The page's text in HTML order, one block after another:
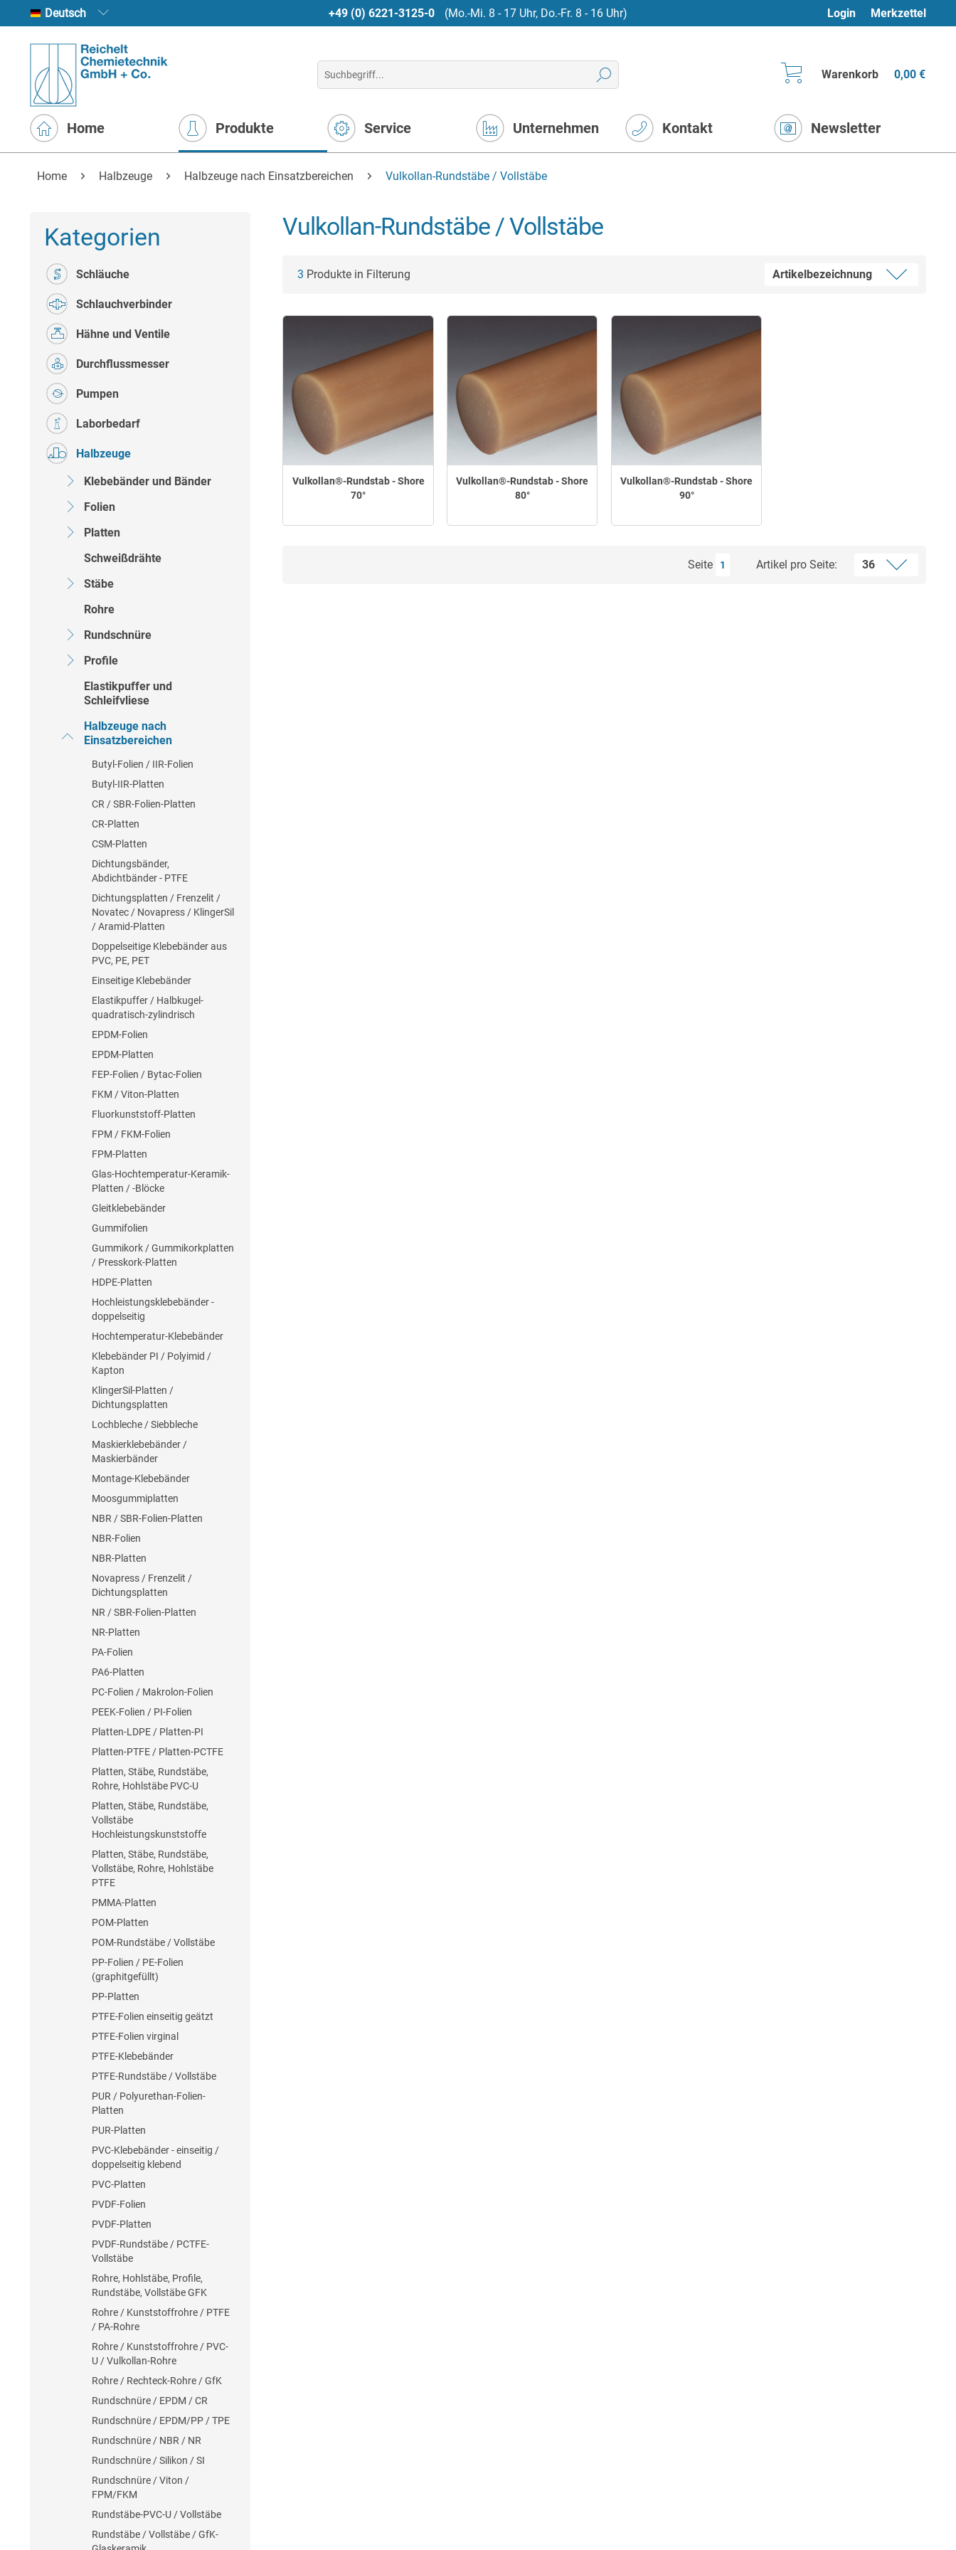
Deutsch +49 (0) 6221-3125-0 (Mo.-Mi. 8 - 17 Uhr, Do.-Fr. 8 - 16 Uhr) Login Merkzettel
Warenkorb 0,00 €
Home Produkte Service Unternehmen Kontakt Newsletter
Home Halbzeuge Halbzeuge nach Einsatzbereichen Vulkollan-Rundstäbe / Vollstäbe
Kategorien
Schläuche
Schlauchverbinder
Hähne und Ventile
Durchflussmesser
Pumpen
Laborbedarf
Halbzeuge
Klebebänder und Bänder
Folien
Platten
Schweißdrähte
Stäbe
Rohre
Rundschnüre
Profile
Elastikpuffer und
Schleifvliese
Halbzeuge nach
Einsatzbereichen
Butyl-Folien / IIR-Folien
Butyl-IIR-Platten
CR / SBR-Folien-Platten
CR-Platten
CSM-Platten
Dichtungsbänder,
Abdichtbänder - PTFE
Dichtungsplatten / Frenzelit /
Novatec / Novapress / KlingerSil
/ Aramid-Platten
Doppelseitige Klebebänder aus
PVC, PE, PET
Einseitige Klebebänder
Elastikpuffer / Halbkugel-
quadratisch-zylindrisch
EPDM-Folien
EPDM-Platten
FEP-Folien / Bytac-Folien
FKM / Viton-Platten
Fluorkunststoff-Platten
FPM / FKM-Folien
FPM-Platten
Glas-Hochtemperatur-Keramik-
Platten / -Blöcke
Gleitklebebänder
Gummifolien
Gummikork / Gummikorkplatten
/ Presskork-Platten
HDPE-Platten
Hochleistungsklebebänder -
doppelseitig
Hochtemperatur-Klebebänder
Klebebänder PI / Polyimid /
Kapton
KlingerSil-Platten /
Dichtungsplatten
Lochbleche / Siebbleche
Maskierklebebänder /
Maskierbänder
Montage-Klebebänder
Moosgummiplatten
NBR / SBR-Folien-Platten
NBR-Folien
NBR-Platten
Novapress / Frenzelit /
Dichtungsplatten
NR / SBR-Folien-Platten
NR-Platten
PA-Folien
PA6-Platten
PC-Folien / Makrolon-Folien
PEEK-Folien / PI-Folien
Platten-LDPE / Platten-PI
Platten-PTFE / Platten-PCTFE
Platten, Stäbe, Rundstäbe,
Rohre, Hohlstäbe PVC-U
Platten, Stäbe, Rundstäbe,
Vollstäbe
Hochleistungskunststoffe
Platten, Stäbe, Rundstäbe,
Vollstäbe, Rohre, Hohlstäbe
PTFE
PMMA-Platten
POM-Platten
POM-Rundstäbe / Vollstäbe
PP-Folien / PE-Folien
(graphitgefüllt)
PP-Platten
PTFE-Folien einseitig geätzt
PTFE-Folien virginal
PTFE-Klebebänder
PTFE-Rundstäbe / Vollstäbe
PUR / Polyurethan-Folien-
Platten
PUR-Platten
PVC-Klebebänder - einseitig /
doppelseitig klebend
PVC-Platten
PVDF-Folien
PVDF-Platten
PVDF-Rundstäbe / PCTFE-
Vollstäbe
Rohre, Hohlstäbe, Profile,
Rundstäbe, Vollstäbe GFK
Rohre / Kunststoffrohre / PTFE
/ PA-Rohre
Rohre / Kunststoffrohre / PVC-
U / Vulkollan-Rohre
Rohre / Rechteck-Rohre / GfK
Rundschnüre / EPDM / CR
Rundschnüre / EPDM/PP / TPE
Rundschnüre / NBR / NR
Rundschnüre / Silikon / SI
Rundschnüre / Viton /
FPM/FKM
Rundstäbe-PVC-U / Vollstäbe
Rundstäbe / Vollstäbe / GfK-
Vulkollan-Rundstäbe / Vollstäbe
3 Produkte in Filterung
Vulkollan®-Rundstab - Shore
70°
Vulkollan®-Rundstab - Shore
80°
Vulkollan®-Rundstab - Shore
90°
Seite 1 Artikel pro Seite: